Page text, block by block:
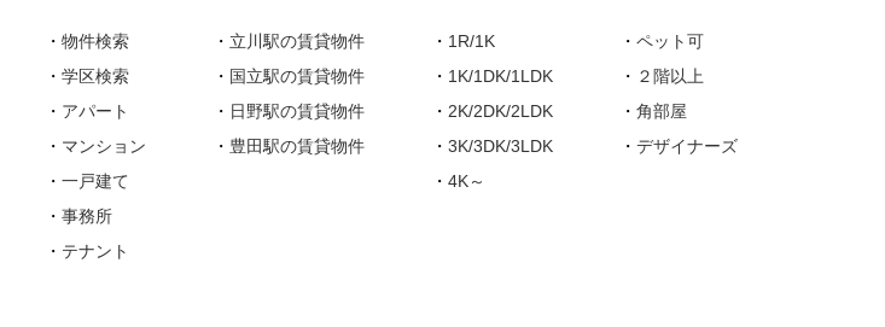
・ 物件検索
・ 学区検索
・ アパート
・ マンション
・ 一戸建て
・ 事務所
・ テナント
・ 立川駅の賃貸物件
・ 国立駅の賃貸物件
・ 日野駅の賃貸物件
・ 豊田駅の賃貸物件
・ 1R/1K
・ 1K/1DK/1LDK
・ 2K/2DK/2LDK
・ 3K/3DK/3LDK
・ 4K～
・ ペット可
・ ２階以上
・ 角部屋
・ デザイナーズ